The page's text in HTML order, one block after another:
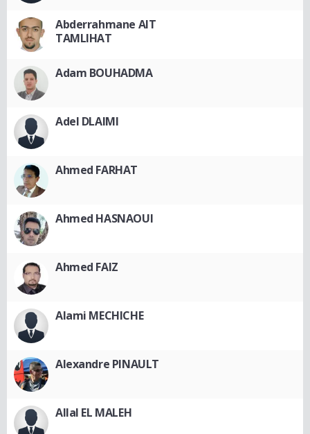
Abderrahmane AIT
TAMLIHAT
Adam BOUHADMA
Adel DLAIMI
Ahmed FARHAT
Ahmed HASNAOUI
Ahmed FAIZ
Alami MECHICHE
Alexandre PINAULT
Allal EL MALEH